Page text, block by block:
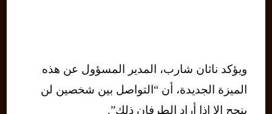
ويؤكد ناثان شارب، المدير المسؤول عن هذه
الميزة الجديدة، أن “التواصل بين شخصين لن
ينجح إلا إذا أراد الطرفان ذلك”.